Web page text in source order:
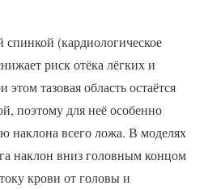
(кардиологическое
риск отёка лёгких и
тазовая область остаётся
поэтому для неё особенно
наклона всего ложа. В моделях
наклон вниз головным концом
крови от головы и